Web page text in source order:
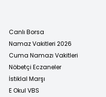
Canlı Borsa
Namaz Vakitleri 2026
Cuma Namazı Vakitleri
Nöbetçi Eczaneler
İstiklal Marşı
E Okul VBS